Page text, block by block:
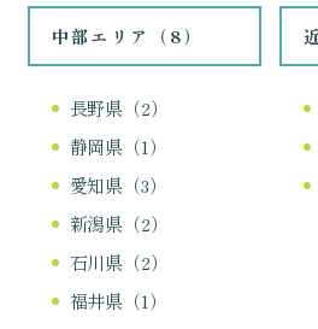
中部エリア（8）
長野県（2）
静岡県（1）
愛知県（3）
新潟県（2）
石川県（2）
福井県（1）